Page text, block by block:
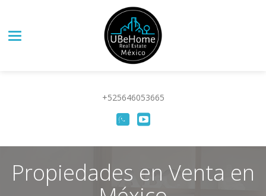
Toggle navigation
+525646053665
Propiedades en Venta en